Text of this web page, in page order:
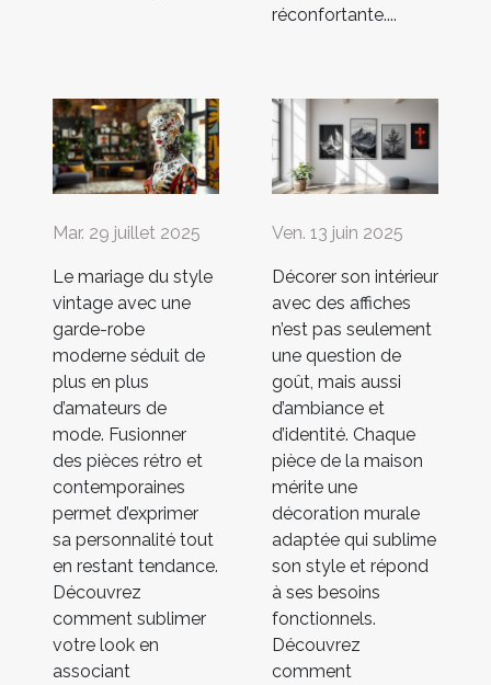
réconfortante....
Mar. 29 juillet 2025
Le mariage du style
vintage avec une
garde-robe
moderne séduit de
plus en plus
d’amateurs de
mode. Fusionner
des pièces rétro et
contemporaines
permet d’exprimer
sa personnalité tout
en restant tendance.
Découvrez
comment sublimer
votre look en
associant
Ven. 13 juin 2025
Décorer son intérieur
avec des affiches
n’est pas seulement
une question de
goût, mais aussi
d’ambiance et
d’identité. Chaque
pièce de la maison
mérite une
décoration murale
adaptée qui sublime
son style et répond
à ses besoins
fonctionnels.
Découvrez
comment